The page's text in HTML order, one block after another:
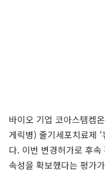
바이오 기업 코아스템켐
게릭병) 줄기세포치료제
다. 이번 변경허가로 후
속성을 확보했다는 평가